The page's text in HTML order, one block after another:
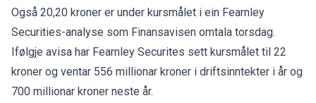
Også 20,20 kroner er under kursmålet i ein Fearnley
Securities-analyse som Finansavisen omtala torsdag.
Ifølgje avisa har Fearnley Securites sett kursmålet til 22
kroner og ventar 556 millionar kroner i driftsinntekter i år og
700 millionar kroner neste år.